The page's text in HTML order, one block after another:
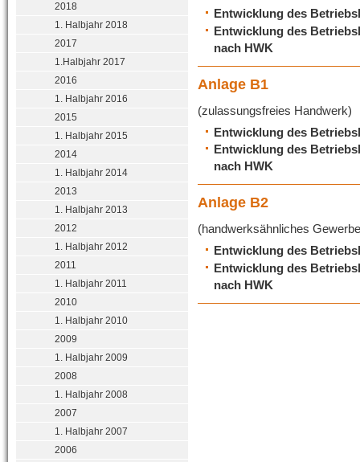
Entwicklung des
Entwicklung des
nach HWK
Anlage B1
(zulassungsfreies Handwerk)
Entwicklung des
Entwicklung des
nach HWK
Anlage B2
(handwerksähnliches
Entwicklung des
Entwicklung des
nach HWK
2018
1. Halbjahr 2018
2017
1.Halbjahr 2017
2016
1. Halbjahr 2016
2015
1. Halbjahr 2015
2014
1. Halbjahr 2014
2013
1. Halbjahr 2013
2012
1. Halbjahr 2012
2011
1. Halbjahr 2011
2010
1. Halbjahr 2010
2009
1. Halbjahr 2009
2008
1. Halbjahr 2008
2007
1. Halbjahr 2007
2006